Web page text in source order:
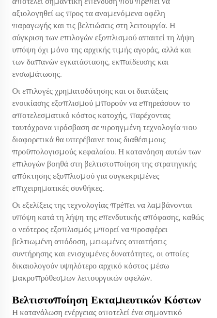
αξιολογηθεί ως προς τα αναμενόμενα οφέλη
παραγωγής και τις βελτιώσεις στη λειτουργία. Η
σύγκριση των επιλογών εξοπλισμού απαιτεί τη λήψη
υπόψη όχι μόνο της αρχικής τιμής αγοράς, αλλά και
των δαπανών εγκατάστασης, εκπαίδευσης και
ενσωμάτωσης.
Οι επιλογές χρηματοδότησης και οι διατάξεις
ενοικίασης εξοπλισμού μπορούν να επηρεάσουν το
αποτελεσματικό κόστος κατοχής, παρέχοντας
ταυτόχρονα πρόσβαση σε προηγμένη τεχνολογία που
διαφορετικά θα υπερέβαινε τους διαθέσιμους
προϋπολογισμούς κεφαλαίου. Η κατανόηση αυτών των
επιλογών βοηθά στη βελτιστοποίηση της στρατηγικής
απόκτησης εξοπλισμού για συγκεκριμένες
επιχειρηματικές συνθήκες.
Οι εξελίξεις της τεχνολογίας πρέπει να λαμβάνονται
υπόψη κατά τη λήψη της επενδυτικής απόφασης, καθώς
ο νεότερος εξοπλισμός μπορεί να προσφέρει
βελτιωμένη απόδοση, μειωμένες απαιτήσεις
συντήρησης και ενισχυμένες δυνατότητες, οι οποίες
δικαιολογούν υψηλότερο αρχικό κόστος μέσω
μακροπρόθεσμων λειτουργικών οφελών.
Βελτιστοποίηση Εκταμιευτικών Κόστων
Η κατανάλωση ενέργειας αποτελεί ένα σημαντικό